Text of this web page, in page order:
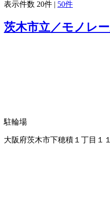
表示件数 20件 | 50件
茨木市立／モノレ
駐輪場
大阪府茨木市下穂積１丁目１